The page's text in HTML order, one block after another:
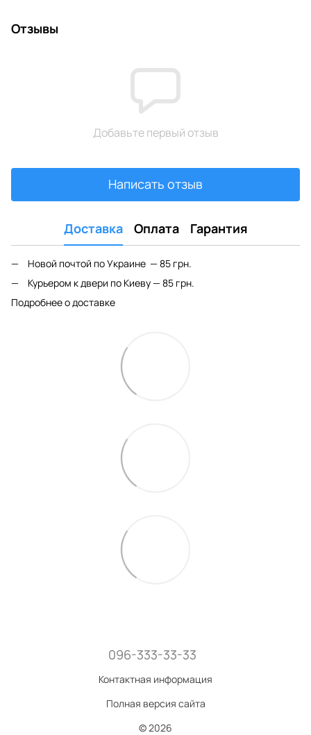
Отзывы
Добавьте первый отзыв
Написать отзыв
Доставка Оплата Гарантия
Новой почтой по Украине — 85 грн.
Курьером к двери по Киеву — 85 грн.
Подробнее о доставке
096-333-33-33
Контактная информация
Полная версия сайта
© 2026